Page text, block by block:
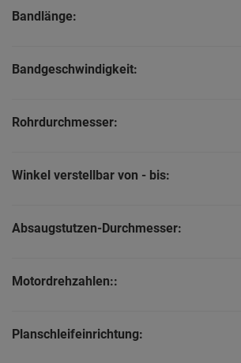
Bandlänge:
Bandgeschwindigkeit:
Rohrdurchmesser:
Winkel verstellbar von - bis:
Absaugstutzen-Durchmesser:
Motordrehzahlen::
Planschleifeinrichtung: